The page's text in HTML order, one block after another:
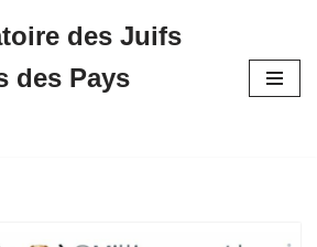
des Juifs
des Pays